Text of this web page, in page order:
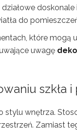
do
które
uwagę
szkła i
stylu wnętrza.
Zamiast